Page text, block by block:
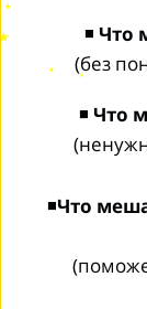
◾ Что
(без
◾ Что
◾Что